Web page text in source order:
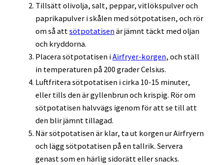
Tillsätt olivolja, salt, peppar, vitlökspulver och
paprikapulver i skålen med sötpotatisen, och rör
om så attsötpotatisenär jämnt täckt med oljan
och kryddorna.
Placera sötpotatisen iAirfryer-korgen, och ställ
in temperaturen på 200 grader Celsius.
Luftfritera sötpotatisen i cirka 10-15 minuter,
eller tills den är gyllenbrun och krispig. Rör om
sötpotatisen halvvägs igenom för att se till att
den blir jämnt tillagad.
När sötpotatisen är klar, ta ut korgen ur Airfryern
och lägg sötpotatisen på en tallrik. Servera
genast som en härlig sidorätt eller snacks.